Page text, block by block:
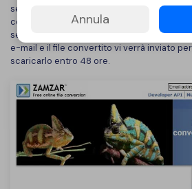
selezionate il formato di output per il
convertendo in formato Design Exchange,
selezionare DXF dal menu a tendina.
e-mail e il file convertito vi verrà inviato
scaricarlo entro 48 ore.
Annula